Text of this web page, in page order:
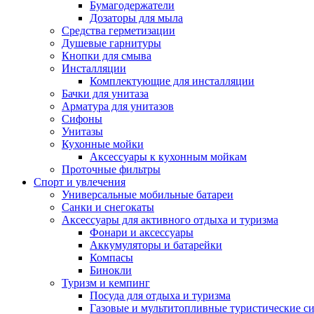
Бумагодержатели
Дозаторы для мыла
Средства герметизации
Душевые гарнитуры
Кнопки для смыва
Инсталляции
Комплектующие для инсталляции
Бачки для унитаза
Арматура для унитазов
Сифоны
Унитазы
Кухонные мойки
Аксессуары к кухонным мойкам
Проточные фильтры
Спорт и увлечения
Универсальные мобильные батареи
Санки и снегокаты
Аксессуары для активного отдыха и туризма
Фонари и аксессуары
Аккумуляторы и батарейки
Компасы
Бинокли
Туризм и кемпинг
Посуда для отдыха и туризма
Газовые и мультитопливные туристические